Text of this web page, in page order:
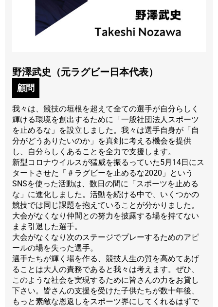
野澤武史（元ラグビー日本代表）
顧問
我々は、競技の垣根を超えて全ての選手が自分らしく
輝ける環境を創出するために「一般社団法人スポーツ
を止めるな」を設立しました。我々は選手自身が「自
分がどうありたいのか」を真剣に考える機会を提供
し、自分らしくあることを全力で支援します。
新型コロナウイルスが猛威を振るっていた5月14日にス
タートさせた「＃ラグビーを止めるな2020」という
SNSを使った活動は、数日の間に「スポーツを止める
な」に進化しました。活動を続ける中で、いくつかの
競技では同じ課題を抱えていることが分かりました。
大会がなくなり仲間との努力を披露する場を持てない
まま引退した選手。
大会がなくなり次のステージでプレーするためのアピ
ールの場を失った選手。
選手たちが輝く場を作る、競技人生の質を高めてあげ
ることは大人の責務であると我々は考えます。ぜひ、
このような社会を実現するために皆さんの力をお貸し
下さい。皆さんの支援を受けた子供たちが数十年後、
もっと素敵な恩返しをスポーツ界にしてくれるはずで